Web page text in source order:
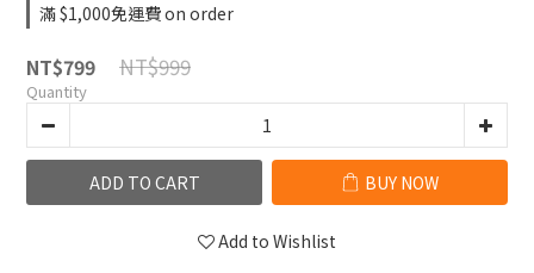
滿 $1,000免運費 on order
NT$799 NT$999
Quantity
ADD TO CART BUY NOW
Add to Wishlist